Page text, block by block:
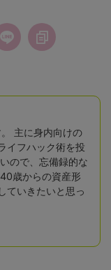
主に身内向けの
イフハック術を投
ので、忘備録的な
歳からの資産形
ていきたいと思っ